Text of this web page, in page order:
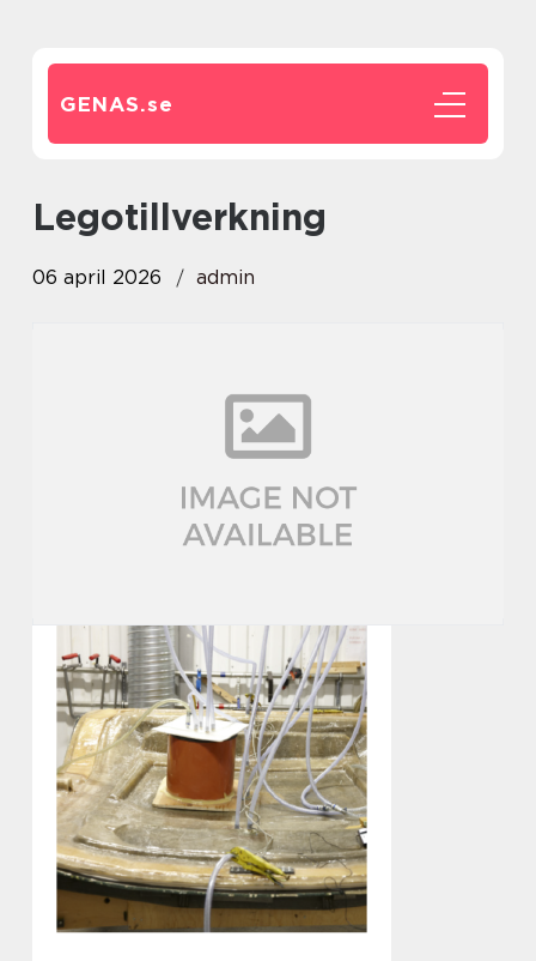
GENAS.se
Legotillverkning
06 april 2026 admin